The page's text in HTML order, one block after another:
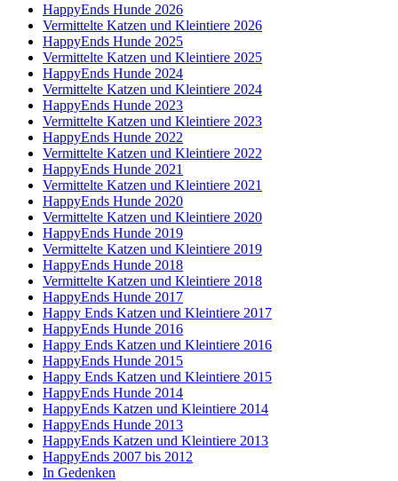
HappyEnds Hunde 2026
Vermittelte Katzen und Kleintiere 2026
HappyEnds Hunde 2025
Vermittelte Katzen und Kleintiere 2025
HappyEnds Hunde 2024
Vermittelte Katzen und Kleintiere 2024
HappyEnds Hunde 2023
Vermittelte Katzen und Kleintiere 2023
HappyEnds Hunde 2022
Vermittelte Katzen und Kleintiere 2022
HappyEnds Hunde 2021
Vermittelte Katzen und Kleintiere 2021
HappyEnds Hunde 2020
Vermittelte Katzen und Kleintiere 2020
HappyEnds Hunde 2019
Vermittelte Katzen und Kleintiere 2019
HappyEnds Hunde 2018
Vermittelte Katzen und Kleintiere 2018
HappyEnds Hunde 2017
Happy Ends Katzen und Kleintiere 2017
HappyEnds Hunde 2016
Happy Ends Katzen und Kleintiere 2016
HappyEnds Hunde 2015
Happy Ends Katzen und Kleintiere 2015
HappyEnds Hunde 2014
HappyEnds Katzen und Kleintiere 2014
HappyEnds Hunde 2013
HappyEnds Katzen und Kleintiere 2013
HappyEnds 2007 bis 2012
In Gedenken